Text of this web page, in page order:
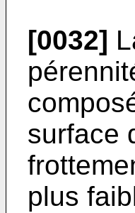
[0032]
surface
plus